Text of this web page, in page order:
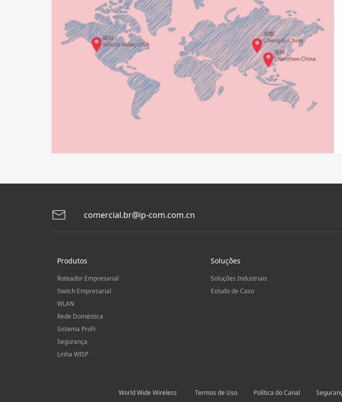
comercial.br@ip-com.com.cn
Produtos
Roteador Empresarial
Switch Empresarial
WLAN
Rede Doméstica
Sistema ProFi
Segurança
Linha WISP
Soluções
Soluções Industriais
Estudo de Caso
World Wide Wireless Termos de Uso Política do Canal